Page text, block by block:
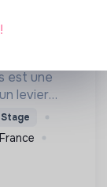
est une
levier
pollution.
Stage